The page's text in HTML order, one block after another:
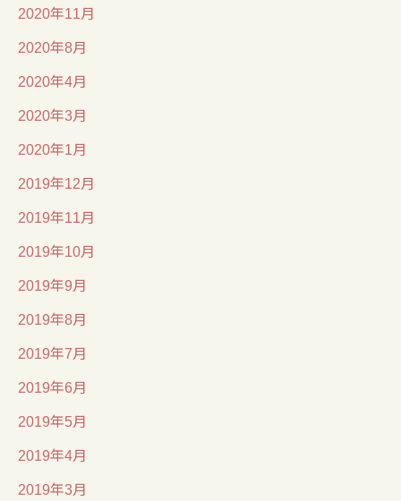
2020年11月
2020年8月
2020年4月
2020年3月
2020年1月
2019年12月
2019年11月
2019年10月
2019年9月
2019年8月
2019年7月
2019年6月
2019年5月
2019年4月
2019年3月